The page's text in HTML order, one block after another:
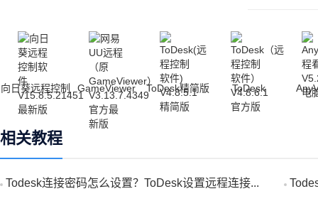
向日葵远程控制 GameViewer ToDesk精简版 ToDesk
相关教程
Todesk连接密码怎么设置？ToDesk设置远程连接...